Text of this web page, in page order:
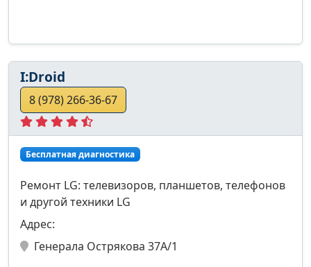
I:Droid
8 (978) 266-36-67
Бесплатная диагностика
Ремонт LG: телевизоров, планшетов, телефонов
и другой техники LG
Адрес:
Генерала Острякова 37А/1